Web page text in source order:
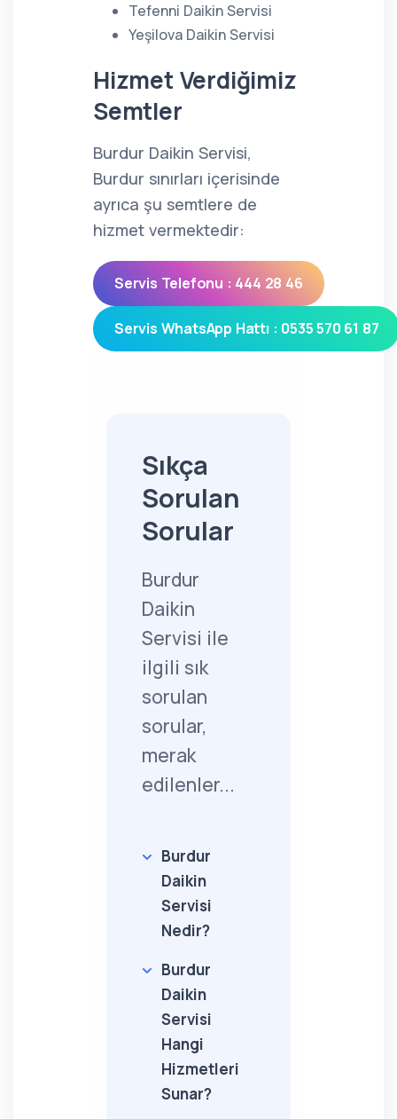
Tefenni Daikin Servisi
Yeşilova Daikin Servisi
Hizmet Verdiğimiz
Semtler
Burdur Daikin Servisi,
Burdur sınırları içerisinde
ayrıca şu semtlere de
hizmet vermektedir:
Servis Telefonu : 444 28 46
Servis WhatsApp Hattı : 0535 570 61 87
Sıkça
Sorulan
Sorular
Burdur
Daikin
Servisi ile
ilgili sık
sorulan
sorular,
merak
edilenler...
Burdur
Daikin
Servisi
Nedir?
Burdur
Daikin
Servisi
Hangi
Hizmetleri
Sunar?